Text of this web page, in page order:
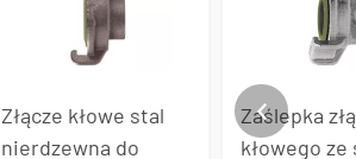
Złącze kłowe stal
nierdzewna do
Zaślepka
kłowego ze